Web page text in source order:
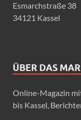
Esmarchstraße 38
34121 Kassel
ÜBER DAS
Online-Magazin
bis Kassel,